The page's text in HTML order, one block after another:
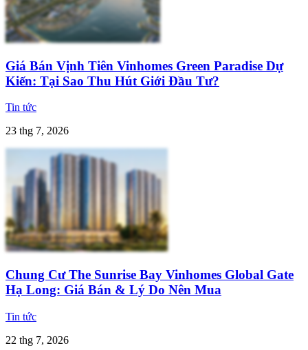
Giá Bán Vịnh Tiên Vinhomes Green Paradise Dự
Kiến: Tại Sao Thu Hút Giới Đầu Tư?
Tin tức
23 thg 7, 2026
Chung Cư The Sunrise Bay Vinhomes Global Gate
Hạ Long: Giá Bán & Lý Do Nên Mua
Tin tức
22 thg 7, 2026